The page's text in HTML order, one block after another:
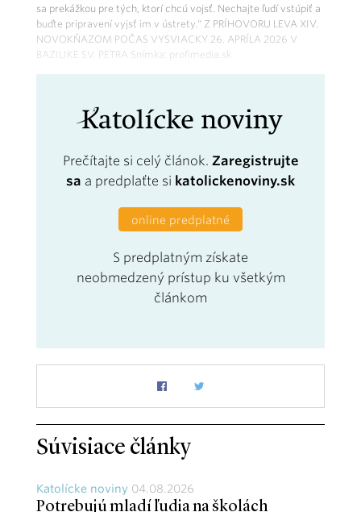
sa prekážkou pre tých, ktorí chcú vojsť. Nechajte ľudí vstúpiť a
buďte pripravení vyjsť im v ústrety.“ Z PRÍHOVORU LEVA XIV.
NOVOKŇAZOM POČAS VYSVIACKY 26. APRÍLA 2026 V
BAZILIKE SV. PETRA Snímka: profimedia.sk
Prečítajte si celý článok. Zaregistrujte
sa a predplaťte si katolickenoviny.sk
online predplatné
S predplatným získate
neobmedzený prístup ku všetkým
článkom
Súvisiace články
Katolícke noviny 04.08.2026
Potrebujú mladí ľudia na školách